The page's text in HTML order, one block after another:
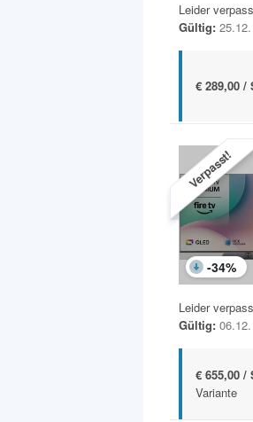
Leider
Gültig:
€ 289,00 /
Verpasst!
-34%
Leider
Gültig:
€ 655,00 /
Variante